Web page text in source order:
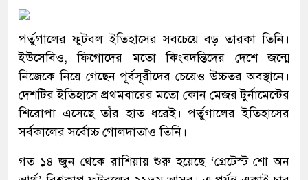
পর্তুগালের ফুটবল ইতিহাসের সবচেয়ে বড় তারকা তিনি।
ইউসেবিও, ফিগোদের মতো কিংবদন্তিদের দেশে জন্মে
নিজেকে নিয়ে গেছেন পূর্বসূরীদের চেয়েও উচ্চতর অবস্থানে।
দেশটির ইতিহাসে প্রথমবারের মতো কোন মেজর টুর্নামেন্টের
শিরোপা এসেছে তাঁর হাত ধরেই। পর্তুগালের ইতিহাসের
সর্বকালের সর্বোচ্চ গোলদাতাও তিনি।
গত ১৪ জুন থেকে রাশিয়ায় শুরু হয়েছে ‘গ্রেটেস্ট শো অন